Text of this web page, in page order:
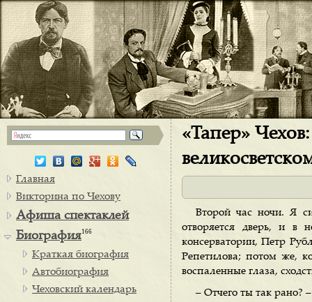
«Тапер»
Второй час ночи. Я
отворяется дверь, и в
консерватории, Петр
Репетилова; потом же,
воспаленные глаза,
– Отчего ты так рано?
Главная
Викторина по Чехову
Афиша спектаклей
Биография166
Краткая биография
Автобиография
Чеховский календарь